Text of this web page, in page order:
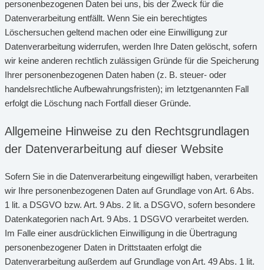
personenbezogenen Daten bei uns, bis der Zweck für die
Datenverarbeitung entfällt. Wenn Sie ein berechtigtes
Löschersuchen geltend machen oder eine Einwilligung zur
Datenverarbeitung widerrufen, werden Ihre Daten gelöscht, sofern
wir keine anderen rechtlich zulässigen Gründe für die Speicherung
Ihrer personenbezogenen Daten haben (z. B. steuer- oder
handelsrechtliche Aufbewahrungsfristen); im letztgenannten Fall
erfolgt die Löschung nach Fortfall dieser Gründe.
Allgemeine Hinweise zu den Rechtsgrundlagen
der Datenverarbeitung auf dieser Website
Sofern Sie in die Datenverarbeitung eingewilligt haben, verarbeiten
wir Ihre personenbezogenen Daten auf Grundlage von Art. 6 Abs.
1 lit. a DSGVO bzw. Art. 9 Abs. 2 lit. a DSGVO, sofern besondere
Datenkategorien nach Art. 9 Abs. 1 DSGVO verarbeitet werden.
Im Falle einer ausdrücklichen Einwilligung in die Übertragung
personenbezogener Daten in Drittstaaten erfolgt die
Datenverarbeitung außerdem auf Grundlage von Art. 49 Abs. 1 lit.